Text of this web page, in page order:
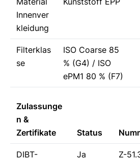
Innenver
kleidung
Filterklas
se
ISO Coarse 85
% (G4) / ISO
ePM1 80 % (F7)
Zulassunge
n &
Zertifikate
Status
DIBT-
Ja Z-